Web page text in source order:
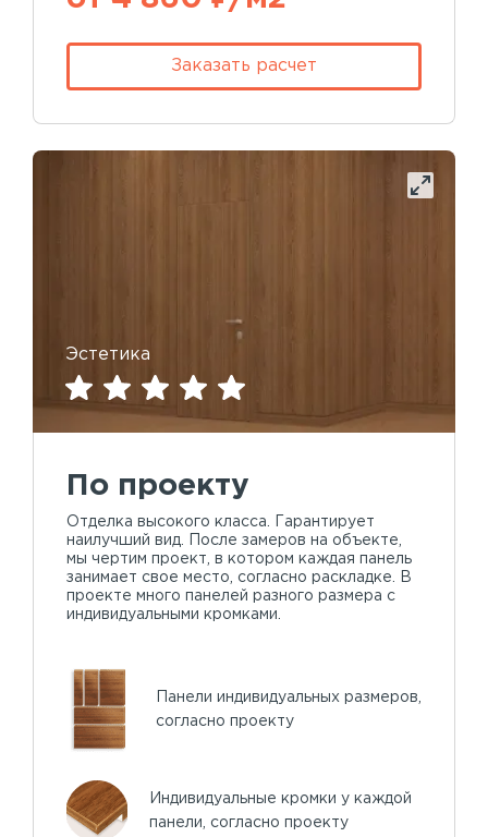
Заказать расчет
Эстетика
По проекту
Отделка высокого класса. Гарантирует
наилучший вид. После замеров на объекте,
мы чертим проект, в котором каждая панель
занимает свое место, согласно раскладке. В
проекте много панелей разного размера с
индивидуальными кромками.
Панели индивидуальных размеров,
согласно проекту
Индивидуальные кромки у каждой
панели, согласно проекту